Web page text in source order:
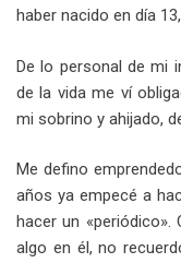
haber nacido en día
De lo personal de mi
de la vida me ví
mi sobrino y ahijado,
Me defino
años ya empecé a
hacer un
algo en él, no